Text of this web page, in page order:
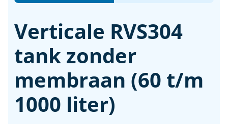
Verticale RVS304
tank zonder
membraan (60 t/m
1000 liter)